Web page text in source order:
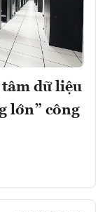
dữ liệu
lớn” công